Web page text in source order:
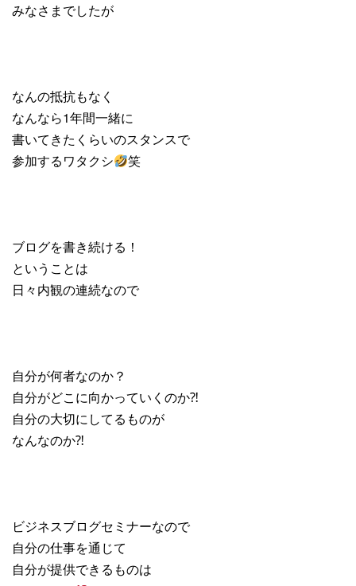
みなさまでしたが
なんの抵抗もなく
なんなら1年間一緒に
書いてきたくらいのスタンスで
参加するワタクシ
笑
ブログを書き続ける！
ということは
日々内観の連続なので
自分が何者なのか？
自分がどこに向かっていくのか⁈
自分の大切にしてるものが
なんなのか⁈
ビジネスブログセミナーなので
自分の仕事を通じて
自分が提供できるものは